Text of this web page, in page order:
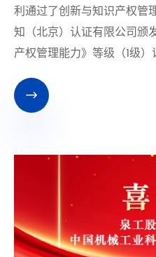
利通过了创新与知识产权管
知（北京）认证有限公司颁
产权管理能力》等级（1级）
